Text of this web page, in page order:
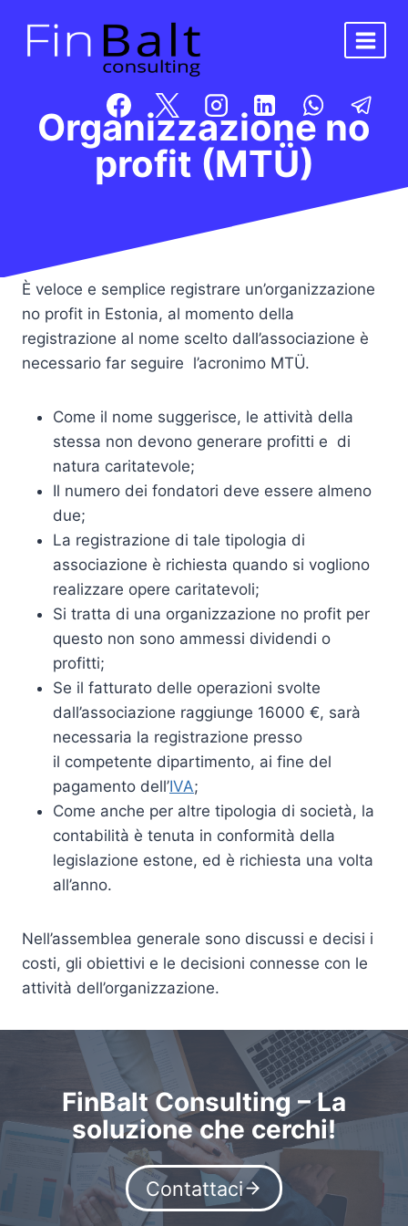
contenuto
Organizzazione no
profit (MTÜ)
È veloce e semplice registrare un’organizzazione
no profit in Estonia, al momento della
registrazione al nome scelto dall’associazione è
necessario far seguire l’acronimo MTÜ.
Come il nome suggerisce, le attività della
stessa non devono generare profitti e di
natura caritatevole;
Il numero dei fondatori deve essere almeno
due;
La registrazione di tale tipologia di
associazione è richiesta quando si vogliono
realizzare opere caritatevoli;
Si tratta di una organizzazione no profit per
questo non sono ammessi dividendi o
profitti;
Se il fatturato delle operazioni svolte
dall’associazione raggiunge 16000 €, sarà
necessaria la registrazione presso
il competente dipartimento, ai fine del
pagamento dell’IVA;
Come anche per altre tipologia di società, la
contabilità è tenuta in conformità della
legislazione estone, ed è richiesta una volta
all’anno.
Nell’assemblea generale sono discussi e decisi i
costi, gli obiettivi e le decisioni connesse con le
attività dell’organizzazione.
FinBalt Consulting – La
soluzione che cerchi!
Contattaci